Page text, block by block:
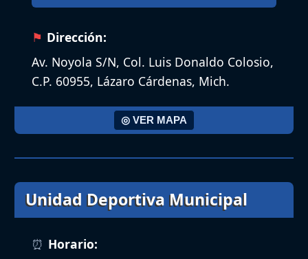
Dirección:
Av. Noyola S/N, Col. Luis Donaldo Colosio,
C.P. 60955, Lázaro Cárdenas, Mich.
◎ VER MAPA
Unidad Deportiva Municipal​
Horario: